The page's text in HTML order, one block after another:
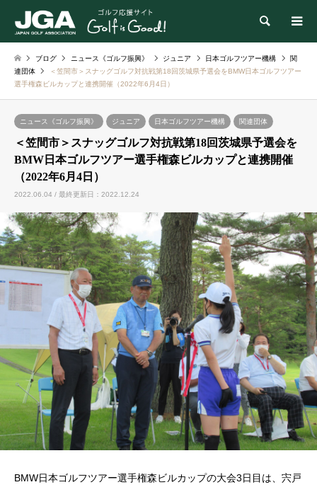
検索
ブログ ニュース《ゴルフ振興》 ジュニア 日本ゴルフツアー機構
関
連団体
＜笠間市＞スナッグゴルフ対抗戦第18回茨城県予選会をBMW日本ゴルフツアー
選手権森ビルカップと連携開催（2022年6月4日）
ニュース《ゴルフ振興》 ジュニア 日本ゴルフツアー機構 関連団体
＜笠間市＞スナッグゴルフ対抗戦第18回茨城県予選会を
BMW日本ゴルフツアー選手権森ビルカップと連携開催
（2022年6月4日）
2022.06.04 / 最終更新日：2022.12.24
BMW日本ゴルフツアー選手権森ビルカップの大会3日目は、宍戸